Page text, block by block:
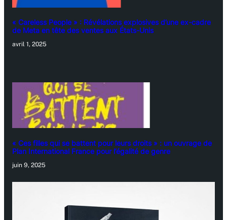
« Careless People » : Révélations explosives d’une ex-cadre
de Meta en tête des ventes aux États-Unis
avril 1, 2025
« Ces filles qui se battent pour leurs droits » : un ouvrage de
Plan International France pour l’égalité de genre
juin 9, 2025